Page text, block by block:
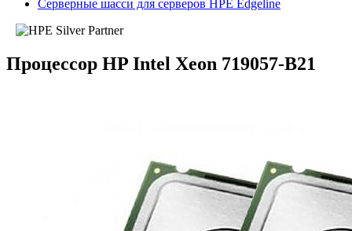
Серверные шасси для серверов HPE Edgeline
Процессор HP Intel Xeon 719057-B21